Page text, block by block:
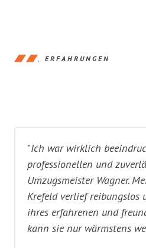
ERFAHRUNGEN
"Ich war wirklich
professionellen und
Umzugsmeister Wagner.
Krefeld verlief reibungslos
ihres erfahrenen und
kann sie nur wärmstens